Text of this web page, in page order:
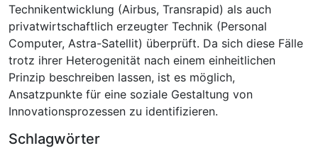
Technikentwicklung (Airbus, Transrapid) als auch
privatwirtschaftlich erzeugter Technik (Personal
Computer, Astra-Satellit) überprüft. Da sich diese Fälle
trotz ihrer Heterogenität nach einem einheitlichen
Prinzip beschreiben lassen, ist es möglich,
Ansatzpunkte für eine soziale Gestaltung von
Innovationsprozessen zu identifizieren.
Schlagwörter